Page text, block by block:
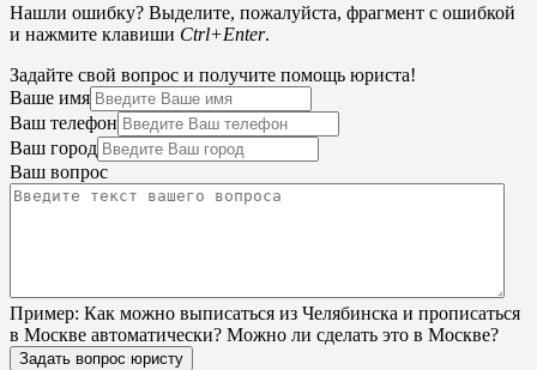
Нашли ошибку? Выделите, пожалуйста, фрагмент с ошибкой
и нажмите клавиши Ctrl+Enter.
Задайте свой вопрос и получите помощь юриста!
Ваше имя
Ваш телефон
Ваш город
Ваш вопрос
Пример: Как можно выписаться из Челябинска и прописаться
в Москве автоматически? Можно ли сделать это в Москве?
Задать вопрос юристу